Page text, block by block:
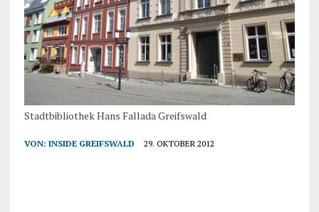
Stadtbibliothek Hans Fallada Greifswald
VON: INSIDE GREIFSWALD 29. OKTOBER 2012